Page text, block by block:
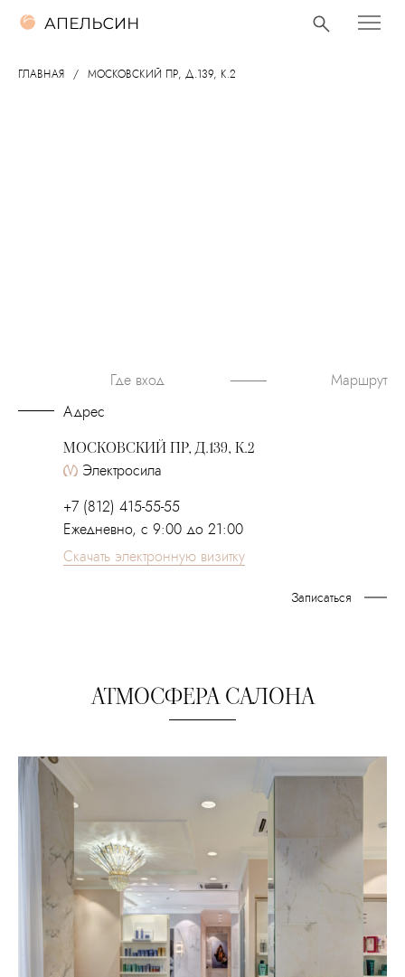
ГЛАВНАЯ МОСКОВСКИЙ ПР, Д.139, К.2
Адрес
МОСКОВСКИЙ ПР, Д.139, К.2
Электросила
+7 (812) 415-55-55
Ежедневно, с 9:00 до 21:00
Скачать электронную визитку
Записаться
Маршрут
АТМОСФЕРА САЛОНА